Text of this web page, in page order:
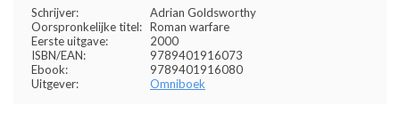
Schrijver:
Adrian Goldsworthy
Oorspronkelijke titel: Roman warfare
Eerste uitgave:
2000
ISBN/EAN:
9789401916073
Ebook:
9789401916080
Uitgever:
Omniboek